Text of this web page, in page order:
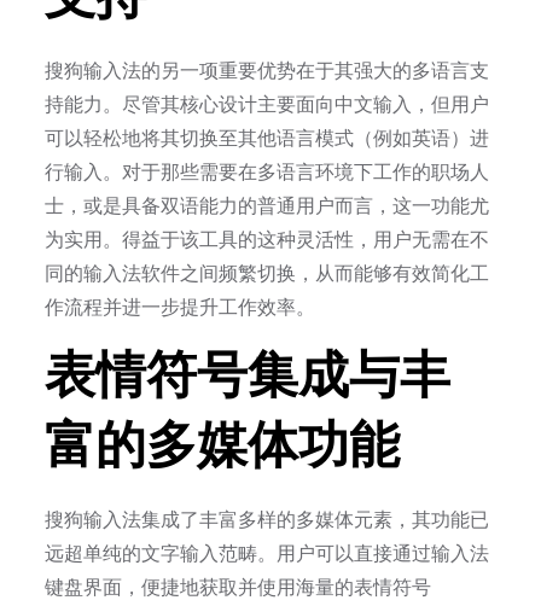
搜狗输入法的另一项重要优势在于其强大的多语言支
持能力。尽管其核心设计主要面向中文输入，但用户
可以轻松地将其切换至其他语言模式（例如英语）进
行输入。对于那些需要在多语言环境下工作的职场人
士，或是具备双语能力的普通用户而言，这一功能尤
为实用。得益于该工具的这种灵活性，用户无需在不
同的输入法软件之间频繁切换，从而能够有效简化工
作流程并进一步提升工作效率。
表情符号集成与丰
富的多媒体功能
搜狗输入法集成了丰富多样的多媒体元素，其功能已
远超单纯的文字输入范畴。用户可以直接通过输入法
键盘界面，便捷地获取并使用海量的表情符号